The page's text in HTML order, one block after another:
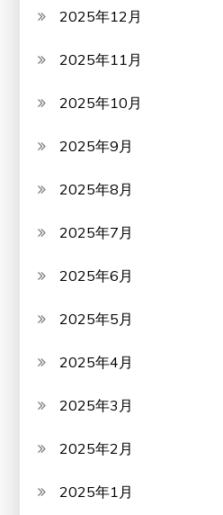
2025年12月
2025年11月
2025年10月
2025年9月
2025年8月
2025年7月
2025年6月
2025年5月
2025年4月
2025年3月
2025年2月
2025年1月